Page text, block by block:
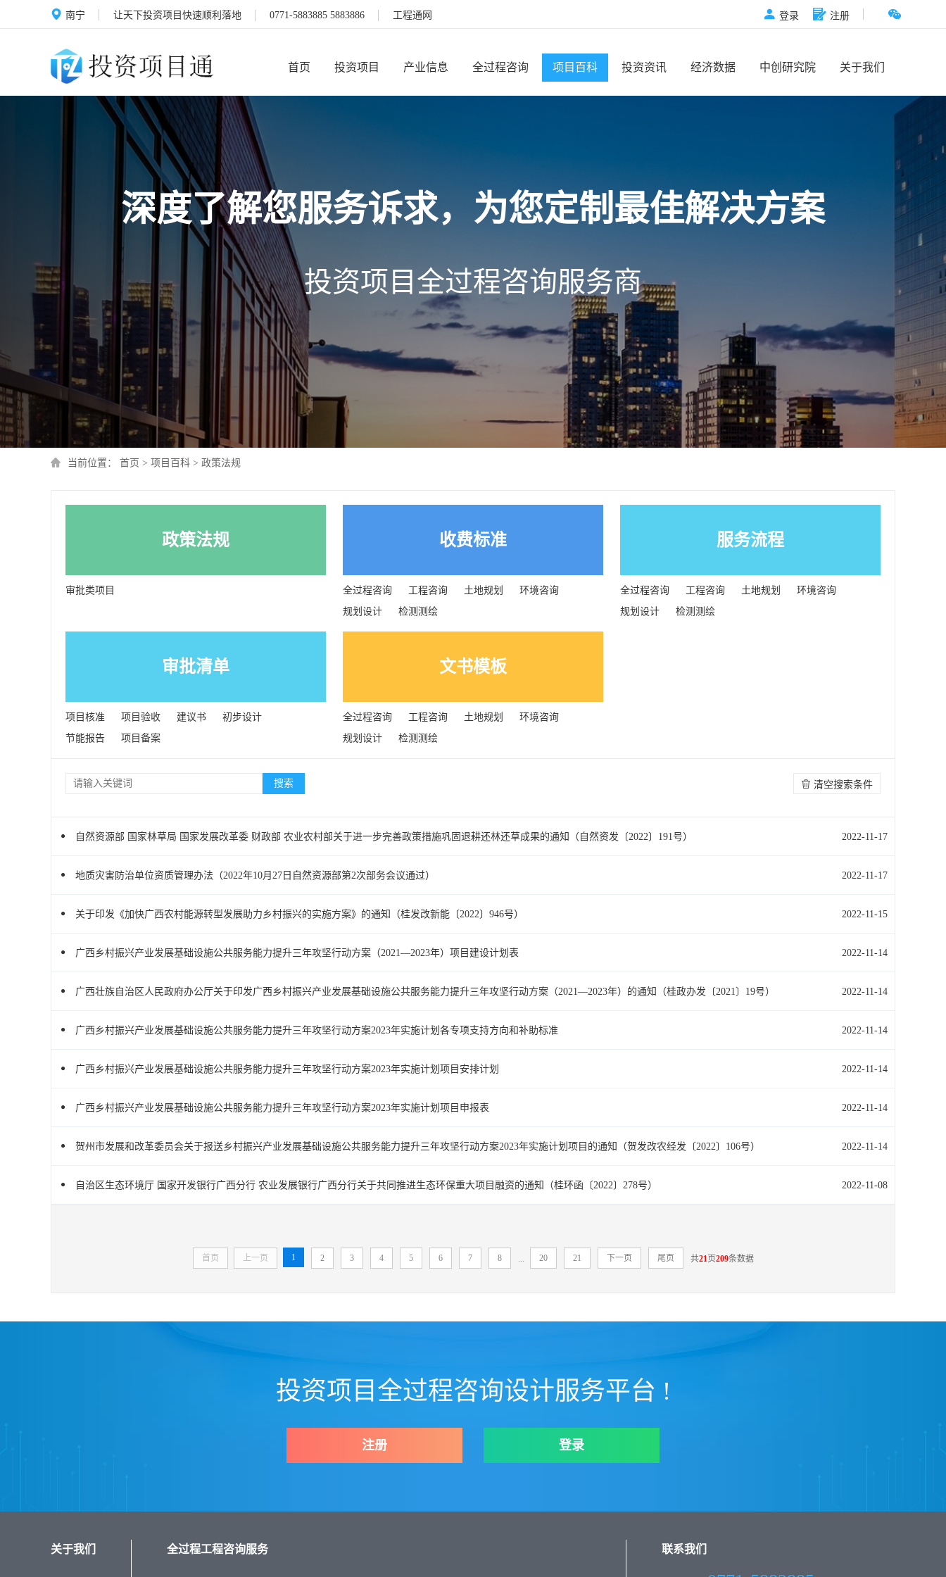
南宁 让天下投资项目快速顺利落地 0771-5883885 5883886 工程通网 登录 注册
首页 投资项目 产业信息 全过程咨询 项目百科 投资资讯 经济数据 中创研究院 关于我们
深度了解您服务诉求，为您定制最佳解决方案
投资项目全过程咨询服务商
当前位置： 首页 > 项目百科 > 政策法规
政策法规
审批类项目
收费标准
全过程咨询 工程咨询 土地规划
环境咨询
规划设计
检测测绘
服务流程
全过程咨询 工程咨询 土地规划
环境咨询
规划设计
检测测绘
审批清单
项目核准 项目验收 建议书
初步设计
节能报告
项目备案
文书模板
全过程咨询 工程咨询 土地规划
环境咨询
规划设计
检测测绘
清空搜索条件
自然资源部 国家林草局 国家发展改革委 财政部 农业农村部关于进一步完善政策措施巩固退耕还林还草成果的通知（自然资发〔2022〕191号） 2022-11-17
地质灾害防治单位资质管理办法（2022年10月27日自然资源部第2次部务会议通过） 2022-11-17
关于印发《加快广西农村能源转型发展助力乡村振兴的实施方案》的通知（桂发改新能〔2022〕946号） 2022-11-15
广西乡村振兴产业发展基础设施公共服务能力提升三年攻坚行动方案（2021—2023年）项目建设计划表 2022-11-14
广西壮族自治区人民政府办公厅关于印发广西乡村振兴产业发展基础设施公共服务能力提升三年攻坚行动方案（2021—2023年）的通知（桂政办发〔2021〕19号） 2022-11-14
广西乡村振兴产业发展基础设施公共服务能力提升三年攻坚行动方案2023年实施计划各专项支持方向和补助标准 2022-11-14
广西乡村振兴产业发展基础设施公共服务能力提升三年攻坚行动方案2023年实施计划项目安排计划 2022-11-14
广西乡村振兴产业发展基础设施公共服务能力提升三年攻坚行动方案2023年实施计划项目申报表 2022-11-14
贺州市发展和改革委员会关于报送乡村振兴产业发展基础设施公共服务能力提升三年攻坚行动方案2023年实施计划项目的通知（贺发改农经发〔2022〕106号） 2022-11-14
自治区生态环境厅 国家开发银行广西分行 农业发展银行广西分行关于共同推进生态环保重大项目融资的通知（桂环函〔2022〕278号） 2022-11-08
首页 上一页 1 2 3 4 5 6 7 8 ... 20 21 下一页 尾页 共21页209条数据
投资项目全过程咨询设计服务平台 !
注册 登录
关于我们 全过程工程咨询服务 联系我们